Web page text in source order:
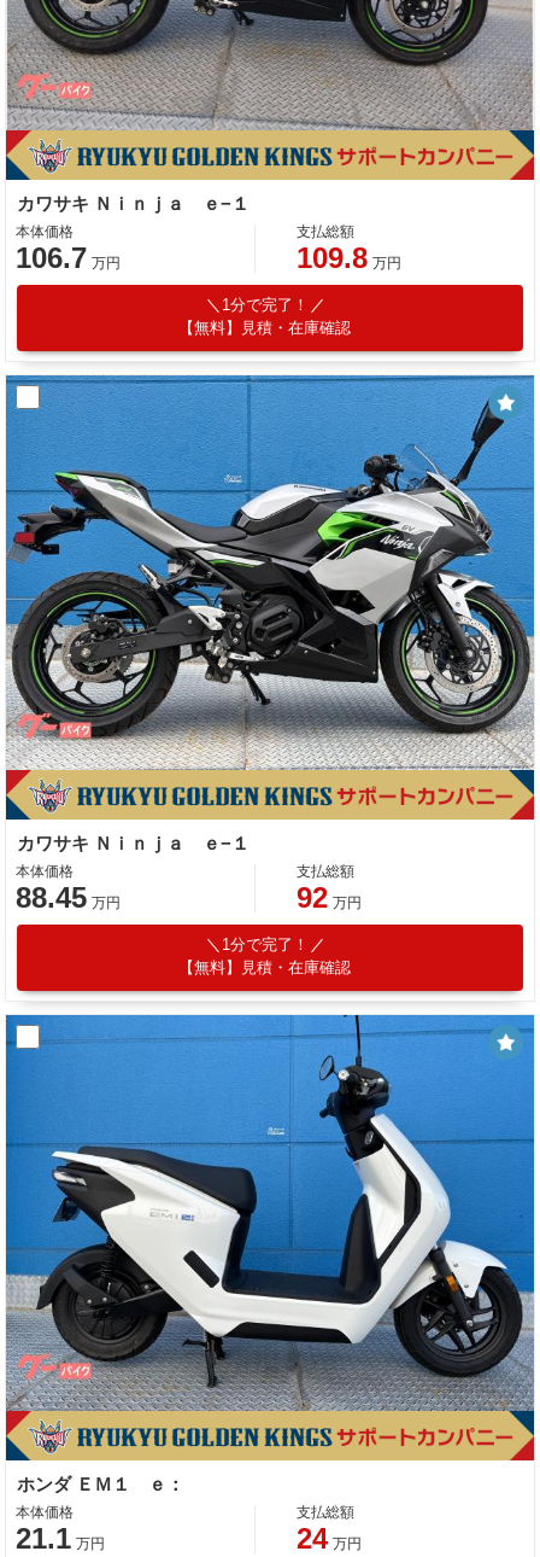
カワサキ Ｎｉｎｊａ ｅ−１
本体価格
106.7 万円
支払総額
109.8 万円
1分で完了！
【無料】見積・在庫確認
カワサキ Ｎｉｎｊａ ｅ−１
本体価格
88.45 万円
支払総額
92 万円
1分で完了！
【無料】見積・在庫確認
ホンダ ＥＭ１ ｅ：
本体価格
21.1 万円
支払総額
24 万円